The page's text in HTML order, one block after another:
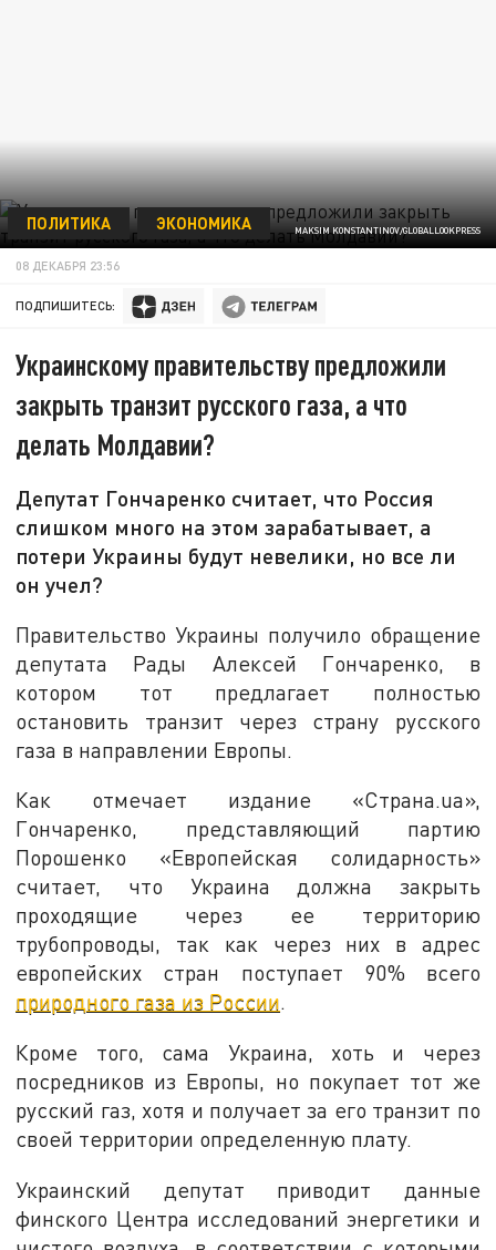
MAKSIM KONSTANTINOV/GLOBALLOOKPRESS
ПОЛИТИКА ЭКОНОМИКА
08 ДЕКАБРЯ 23:56
ПОДПИШИТЕСЬ:
Украинскому правительству предложили
закрыть транзит русского газа, а что
делать Молдавии?
Депутат Гончаренко считает, что Россия
слишком много на этом зарабатывает, а
потери Украины будут невелики, но все ли
он учел?
Правительство Украины получило обращение
депутата Рады Алексей Гончаренко, в
котором тот предлагает полностью
остановить транзит через страну русского
газа в направлении Европы.
Как отмечает издание «Страна.ua»,
Гончаренко, представляющий партию
Порошенко «Европейская солидарность»
считает, что Украина должна закрыть
проходящие через ее территорию
трубопроводы, так как через них в адрес
европейских стран поступает 90% всего
природного газа из России.
Кроме того, сама Украина, хоть и через
посредников из Европы, но покупает тот же
русский газ, хотя и получает за его транзит по
своей территории определенную плату.
Украинский депутат приводит данные
финского Центра исследований энергетики и